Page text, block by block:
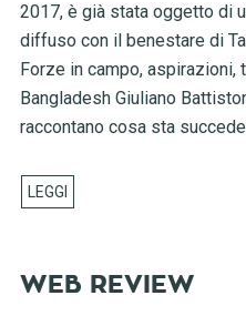
2017, è già stata oggetto di
diffuso con il benestare di
Forze in campo,
Bangladesh Giuliano
raccontano cosa sta
WEB REVIEW